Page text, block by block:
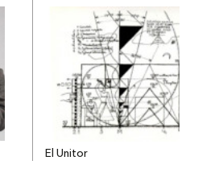
El Unitor